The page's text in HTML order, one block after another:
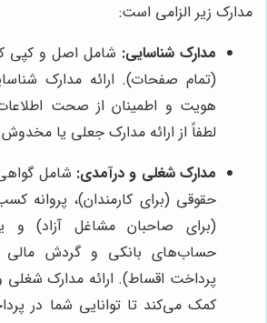
مدارک زیر الزامی است:
مدارک شناسایی: شامل اصل و کپی
(تمام صفحات). ارائه مدارک
هویت و اطمینان از صحت
لطفاً از ارائه مدارک جعلی یا
مدارک شغلی و درآمدی: شامل
حقوقی (برای کارمندان)، پروانه
(برای صاحبان مشاغل آزاد) و
حساب‌های بانکی و گردش مالی
پرداخت اقساط). ارائه مدارک شغلی
کمک می‌کند تا توانایی شما در